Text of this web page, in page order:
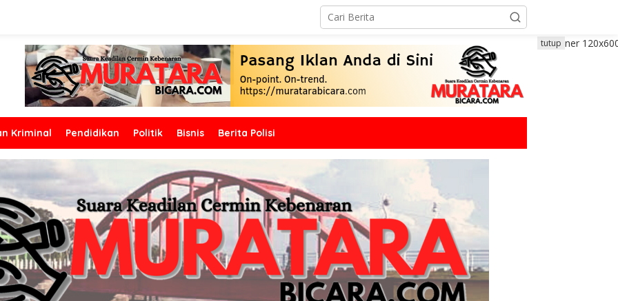
Kriminal Pendidikan Politik Bisnis Berita Polisi
tutup